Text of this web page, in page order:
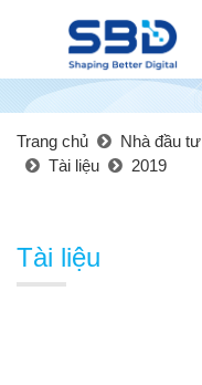
Trang chủ Nhà đầu tư
Tài liệu
2019
Tài liệu